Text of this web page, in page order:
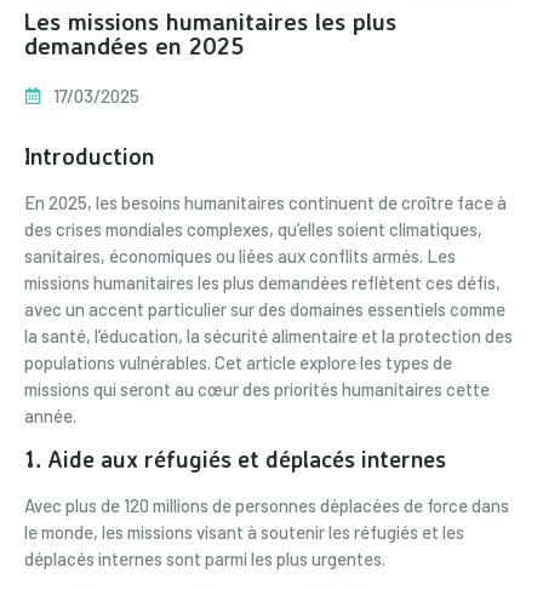
Les missions humanitaires les plus
demandées en 2025
17/03/2025
Introduction
En 2025, les besoins humanitaires continuent de croître face à
des crises mondiales complexes, qu’elles soient climatiques,
sanitaires, économiques ou liées aux conflits armés. Les
missions humanitaires les plus demandées reflètent ces défis,
avec un accent particulier sur des domaines essentiels comme
la santé, l’éducation, la sécurité alimentaire et la protection des
populations vulnérables. Cet article explore les types de
missions qui seront au cœur des priorités humanitaires cette
année.
1. Aide aux réfugiés et déplacés internes
Avec plus de 120 millions de personnes déplacées de force dans
le monde, les missions visant à soutenir les réfugiés et les
déplacés internes sont parmi les plus urgentes.